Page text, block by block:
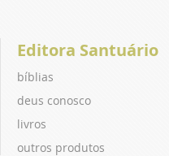
Editora Santuário
bíblias
deus conosco
livros
outros produtos